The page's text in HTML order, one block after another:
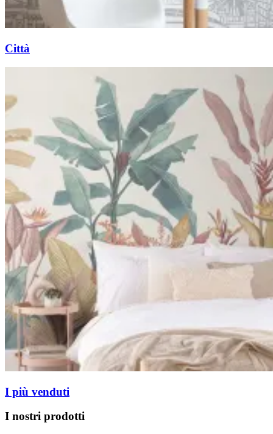
Città
I più venduti
I nostri prodotti